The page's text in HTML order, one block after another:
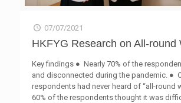
九龍塘天主教華德學校 九龍塘天主教華德
紀念小學 聖馬可中學 沙田循道衞理中學 銅
港浸會大學附屬學校王錦輝中小學 東華三院
保良局唐乃勤初中書院 最佳4D Frame模型設
望天主教小學 路德會梁鉅鏐小學 嘉諾撒聖
傑承（一九八三）中學 最佳任務 表現獎 (本
項) (本組別不設此獎項) (本組別不設此獎項)
（一九八三）中學 最佳表達獎 福榮街官立
ycpc.hkfyg.org.hk。
07/07/2021
HKFYG Research on All-round
Key findings ● Nearly 70% of the
and disconnected during the pandemic. ●
respondents had never heard of “all-round
60% of the respondents thought it was